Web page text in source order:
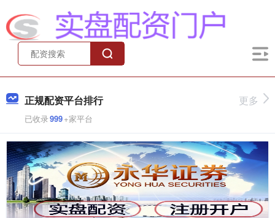
正规配资平台排行
已收录999+家平台
更多